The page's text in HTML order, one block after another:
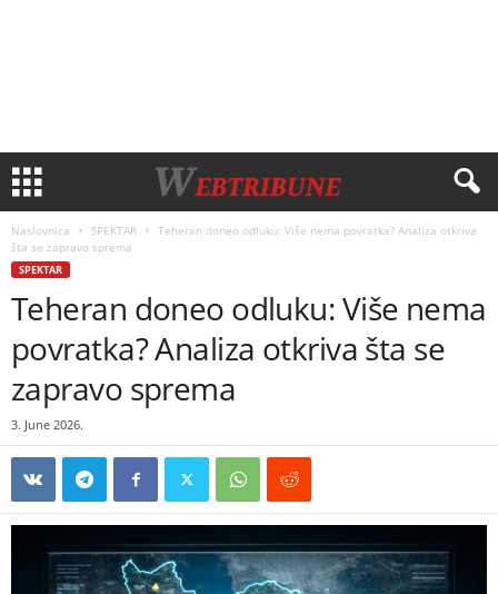
Naslovnica SPEKTAR
Teheran doneo odluku: Više nema povratka? Analiza otkriva
šta se zapravo sprema
SPEKTAR
Teheran doneo odluku: Više nema
povratka? Analiza otkriva šta se
zapravo sprema
3. June 2026.